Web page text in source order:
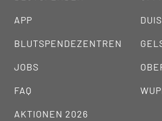
APP
BLUTSPENDEZENTREN
JOBS
FAQ
AKTIONEN 2026